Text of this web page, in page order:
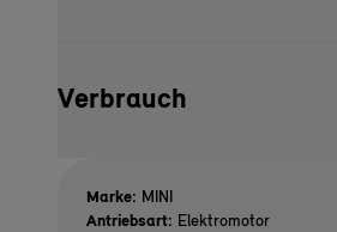
Verbrauch
Marke: MINI
Antriebsart: Elektromotor